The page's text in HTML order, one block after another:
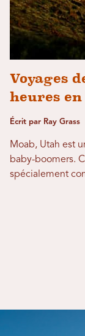
Voyages
heures en
Écrit par Ray Grass
Moab, Utah est
baby-boomers.
spécialement